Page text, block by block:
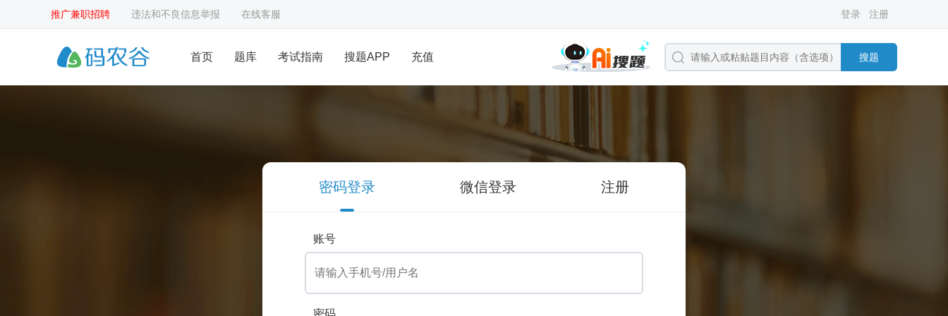
推广兼职招聘 违法和不良信息举报 在线客服 登录 注册
首页 题库 考试指南 搜题APP 充值 搜题
密码登录 微信登录 注册
账号
密码